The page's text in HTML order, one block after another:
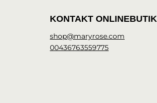
KONTAKT ONLINEBUTIK
shop@maryrose.com
00436763559775